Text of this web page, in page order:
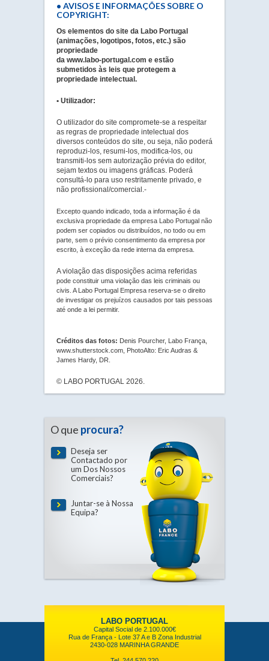
• AVISOS E INFORMAÇÕES SOBRE O
COPYRIGHT:
Os elementos do site da Labo Portugal
(animações, logotipos, fotos, etc.) são
propriedade
da www.labo-portugal.com e estão
submetidos às leis que protegem a
propriedade intelectual.
• Utilizador:
O utilizador do site compromete-se a respeitar
as regras de propriedade intelectual dos
diversos conteúdos do site, ou seja, não poderá
reproduzi-los, resumi-los, modifica-los, ou
transmiti-los sem autorização prévia do editor,
sejam textos ou imagens gráficas. Poderá
consultá-lo para uso restritamente privado, e
não profissional/comercial.-
Excepto quando indicado, toda a informação é da
exclusiva propriedade da empresa Labo Portugal não
podem ser copiados ou distribuídos, no todo ou em
parte, sem o prévio consentimento da empresa por
escrito, à exceção da rede interna da empresa.
A violação das disposições acima referidas
pode constituir uma violação das leis criminais ou
civis. A Labo Portugal Empresa reserva-se o direito
de investigar os prejuízos causados por tais pessoas
até onde a lei permitir.
Créditos das fotos: Denis Pourcher, Labo França,
www.shutterstock.com, PhotoAlto: Eric Audras &
James Hardy, DR.
© LABO PORTUGAL 2026.
O que procura?
Deseja ser
Contactado por
um Dos Nossos
Comerciais?
Juntar-se à Nossa
Equipa?
LABO PORTUGAL
Capital Social de 2.100.000€
Rua de França - Lote 37 A e B Zona Industrial
2430-028 MARINHA GRANDE